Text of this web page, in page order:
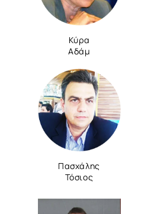
Κύρα
Αδάμ
Πασχάλης
Τόσιος